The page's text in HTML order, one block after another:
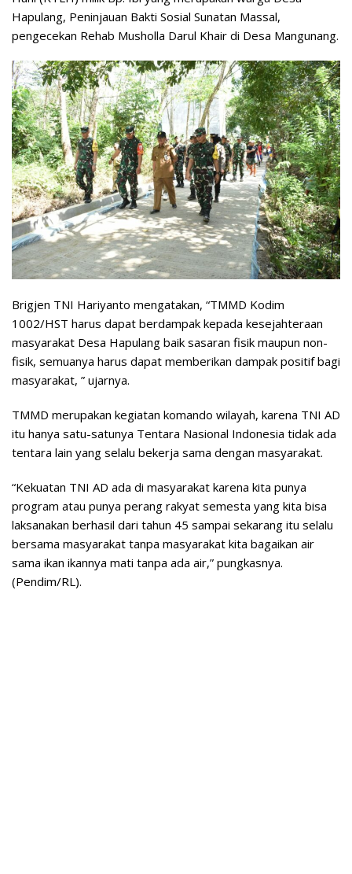
Hapulang, Peninjauan Bakti Sosial Sunatan Massal,
pengecekan Rehab Musholla Darul Khair di Desa Mangunang.
Brigjen TNI Hariyanto mengatakan, “TMMD Kodim
1002/HST harus dapat berdampak kepada kesejahteraan
masyarakat Desa Hapulang baik sasaran fisik maupun non-
fisik, semuanya harus dapat memberikan dampak positif bagi
masyarakat, ” ujarnya.
TMMD merupakan kegiatan komando wilayah, karena TNI AD
itu hanya satu-satunya Tentara Nasional Indonesia tidak ada
tentara lain yang selalu bekerja sama dengan masyarakat.
“Kekuatan TNI AD ada di masyarakat karena kita punya
program atau punya perang rakyat semesta yang kita bisa
laksanakan berhasil dari tahun 45 sampai sekarang itu selalu
bersama masyarakat tanpa masyarakat kita bagaikan air
sama ikan ikannya mati tanpa ada air,” pungkasnya.
(Pendim/RL).